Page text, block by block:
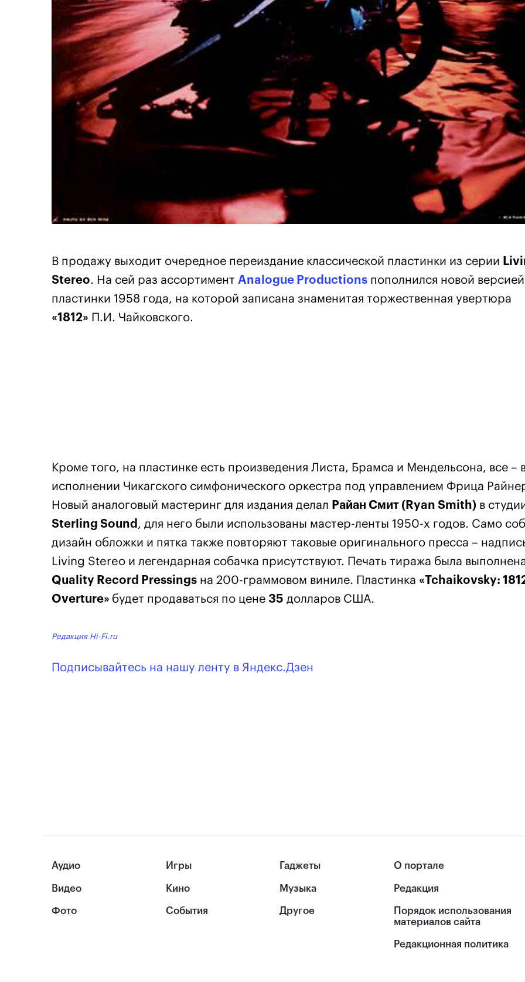
В продажу выходит очередное переиздание классической пластинки из серии
Stereo. На сей раз ассортимент Analogue Productions пополнился новой версией
пластинки 1958 года, на которой записана знаменитая торжественная увертюра
«1812» П.И. Чайковского.
Кроме того, на пластинке есть произведения Листа, Брамса и Мендельсона, все –
исполнении Чикагского симфонического оркестра под управлением Фрица
Новый аналоговый мастеринг для издания делал Райан Смит (Ryan Smith) в
Sterling Sound , для него были использованы мастер-ленты 1950-х годов. Само
дизайн обложки и пятка также повторяют таковые оригинального пресса –
Living Stereo и легендарная собачка присутствуют. Печать тиража была
Quality Record Pressings на 200-граммовом виниле. Пластинка «Tchaikovsky:
Overture» будет продаваться по цене 35 долларов США.
Редакция Hi-Fi.ru
Подписывайтесь на нашу ленту в Яндекс.Дзен
Аудио
Видео
Фото
Игры
Кино
События
Гаджеты
Музыка
Другое
О портале
Редакция
Порядок использования
материалов сайта
Редакционная политика